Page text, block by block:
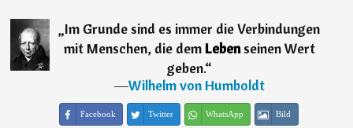
„Im Grunde sind es immer die Verbindungen
mit Menschen, die demLebenseinen Wert
geben.“
―Wilhelm von Humboldt
Facebook Twitter WhatsApp Bild